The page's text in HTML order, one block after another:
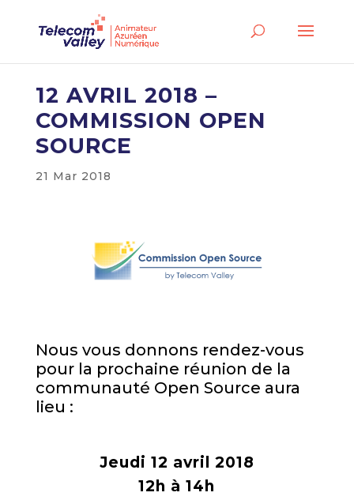
12 AVRIL 2018 –
COMMISSION OPEN
SOURCE
21 Mar 2018
Nous vous donnons rendez-vous
pour la prochaine réunion de la
communauté Open Source aura
lieu :
Jeudi 12 avril 2018
12h à 14h